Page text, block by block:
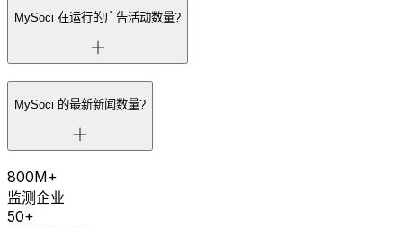
MySoci 在运行的广告活动数量?
MySoci 的最新新闻数量?
800M+
监测企业
50+